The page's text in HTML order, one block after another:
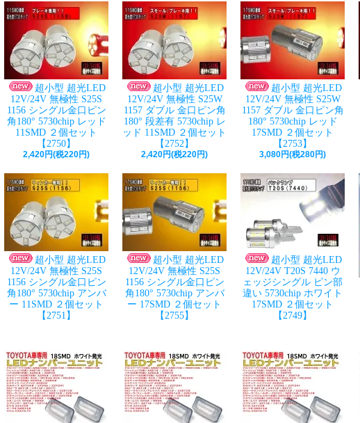
超小型 超光LED
12V/24V 無極性 S25S
1156 シングル金口ピン
角180° 5730chip レッド
11SMD ２個セット
【2750】
2,420円(税220円)
超小型 超光LED
12V/24V 無極性 S25W
1157 ダブル 金口ピン角
180° 段差有 5730chip レ
ッド 11SMD ２個セット
【2752】
2,420円(税220円)
超小型 超光LED
12V/24V 無極性 S25W
1157 ダブル 金口ピン角
180° 5730chip レッド
17SMD ２個セット
【2753】
3,080円(税280円)
超小型 超光LED
12V/24V 無極性 S25S
1156 シングル金口ピン
角180° 5730chip アンバ
ー 11SMD ２個セット
【2751】
超小型 超光LED
12V/24V 無極性 S25S
1156 シングル金口ピン
角180° 5730chip アンバ
ー 17SMD ２個セット
【2755】
超小型 超光LED
12V/24V T20S 7440 ウ
ェッジシングル ピン部
違い 5730chip ホワイト
17SMD ２個セット
【2749】